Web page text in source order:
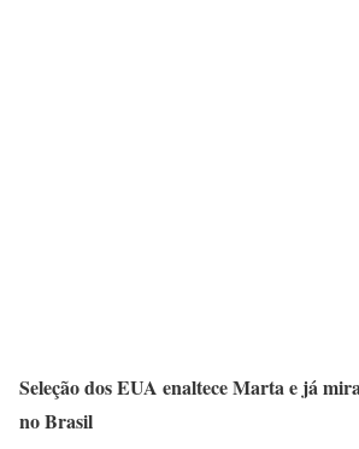
Seleção dos EUA enaltece Marta e já
no Brasil